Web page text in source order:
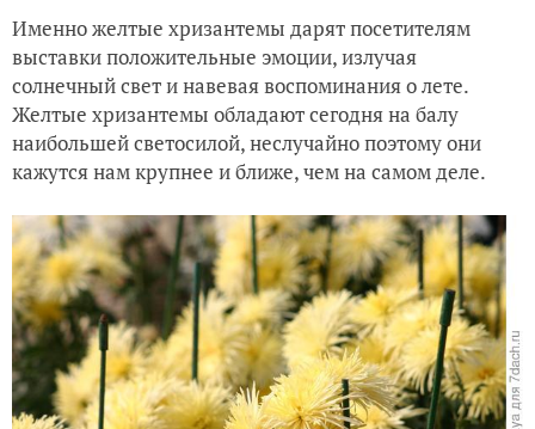
17 именных хризантем осеннего бала
Именно желтые хризантемы дарят посетителям
выставки положительные эмоции, излучая
солнечный свет и навевая воспоминания о лете.
Желтые хризантемы обладают сегодня на балу
наибольшей светосилой, неслучайно поэтому они
кажутся нам крупнее и ближе, чем на самом деле.